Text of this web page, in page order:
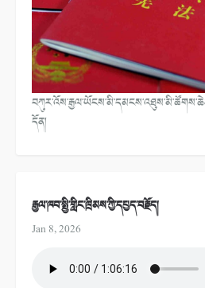
དོན།
རྒྱལ་ཁབ་སྤྱི་གླིང་ཁྲིམས་ཀྱི་དཔྱད་བརྗོད།
Jan 8, 2026